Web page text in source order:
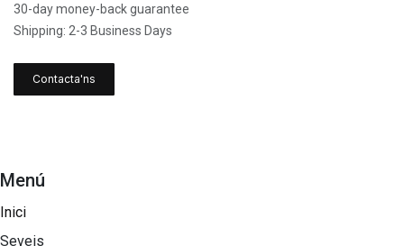
30-day money-back guarantee
Shipping: 2-3 Business Days
Contacta'ns
Menú
Inici
Seveis